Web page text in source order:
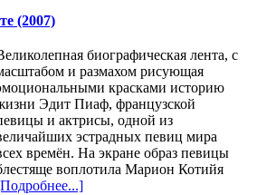
(2007)
биографическая лента, с
и размахом рисующая
красками историю
Эдит Пиаф, французской
и актрисы, одной из
эстрадных певиц мира
времён. На экране образ певицы
воплотила Марион Котийя